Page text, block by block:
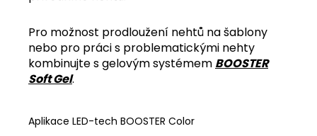
Pro možnost prodloužení nehtů na šablony
nebo pro práci s problematickými nehty
kombinujte s gelovým systémem BOOSTER
Soft Gel.
Aplikace LED-tech BOOSTER Color